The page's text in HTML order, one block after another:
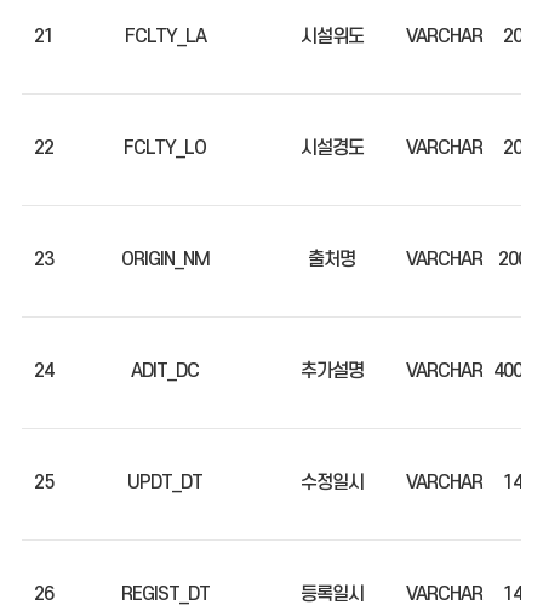
21 FCLTY_LA 시설위도 VARCHAR 20
22 FCLTY_LO 시설경도 VARCHAR 20
23 ORIGIN_NM 출처명 VARCHAR 200
24 ADIT_DC 추가설명 VARCHAR 4000
25 UPDT_DT 수정일시 VARCHAR 14
26 REGIST_DT 등록일시 VARCHAR 14